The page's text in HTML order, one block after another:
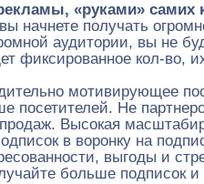
«руками» самих
начнете получать
аудитории, вы не
фиксированное кол-во,
мотивирующее
посетителей. Не
Высокая
в воронку на
выгоды и
больше подписок